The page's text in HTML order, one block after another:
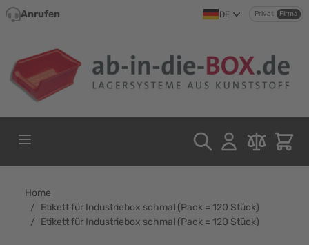
Direkt zum Inhalt
Anrufen DE Privat Firma
Home
/ Etikett für Industriebox schmal (Pack = 120 Stück)
/ Etikett für Industriebox schmal (Pack = 120 Stück)